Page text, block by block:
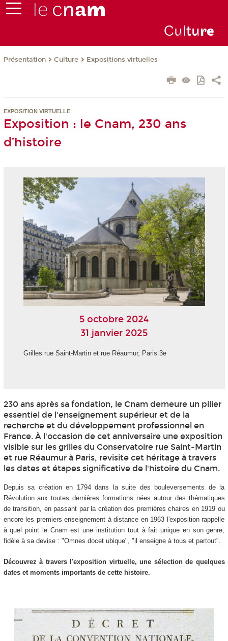
Culture
Présentation Culture Expositions virtuelles
EXPOSITION VIRTUELLE
Exposition : le Cnam, 230 ans
d’histoire
5 octobre 2024
31 janvier 2025
Grilles rue Saint-Martin et rue Réaumur, Paris 3e
230 ans après sa fondation, le Cnam demeure un pilier
essentiel de l'enseignement supérieur et de la
recherche et du développement professionnel en
France. À l'occasion de cet anniversaire une exposition
visible sur les grilles du Conservatoire rue Saint-Martin
et rue Réaumur à Paris, revisite cet héritage à travers
les dates et étapes significative de l'histoire du Cnam.
Depuis sa création en 1794 dans la suite des bouleversements de la
Révolution aux toutes dernières formations nées autour des thématiques
de transition, en passant par la création des premières chaires en 1919 ou
encore les premiers enseignement à distance en 1963 l'exposition rappelle
à quel point le Cnam est une institution tout à fait unique en son genre,
fidèle à sa devise : "Omnes docet ubique", "il enseigne à tous et partout".
Découvrez à travers l'exposition virtuelle, une sélection de quelques
dates et moments importants de cette histoire.